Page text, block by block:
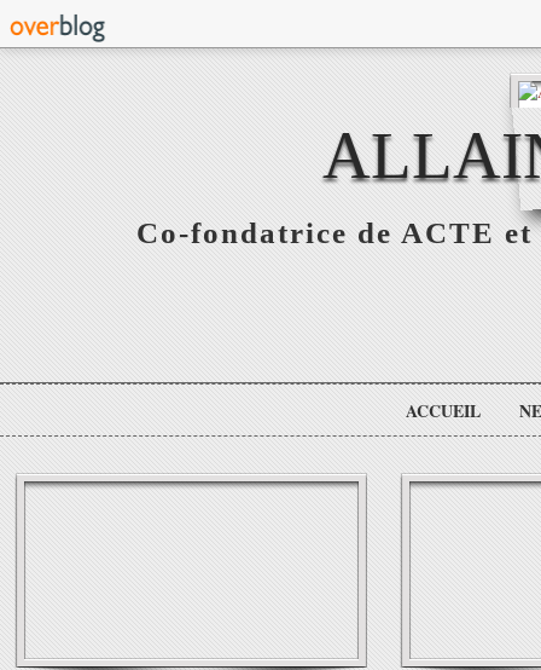
Co-fondatrice de ACTE
ACCUEIL